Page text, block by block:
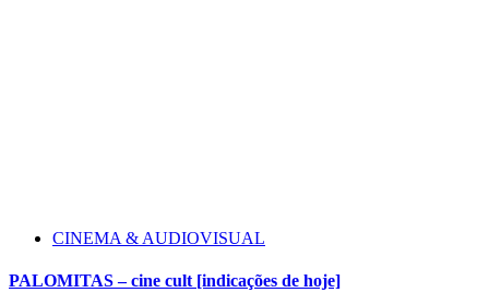
CINEMA & AUDIOVISUAL
PALOMITAS – cine cult [indicações de hoje]